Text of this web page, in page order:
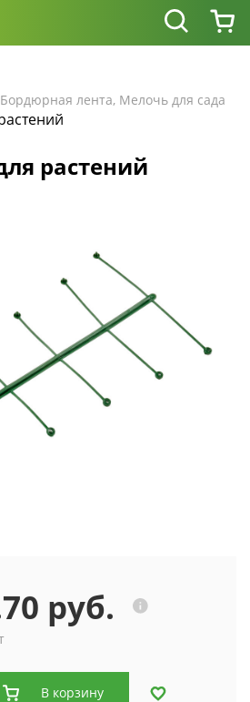
Бордюрная лента, Мелочь для сада
растений
руб.
В корзину